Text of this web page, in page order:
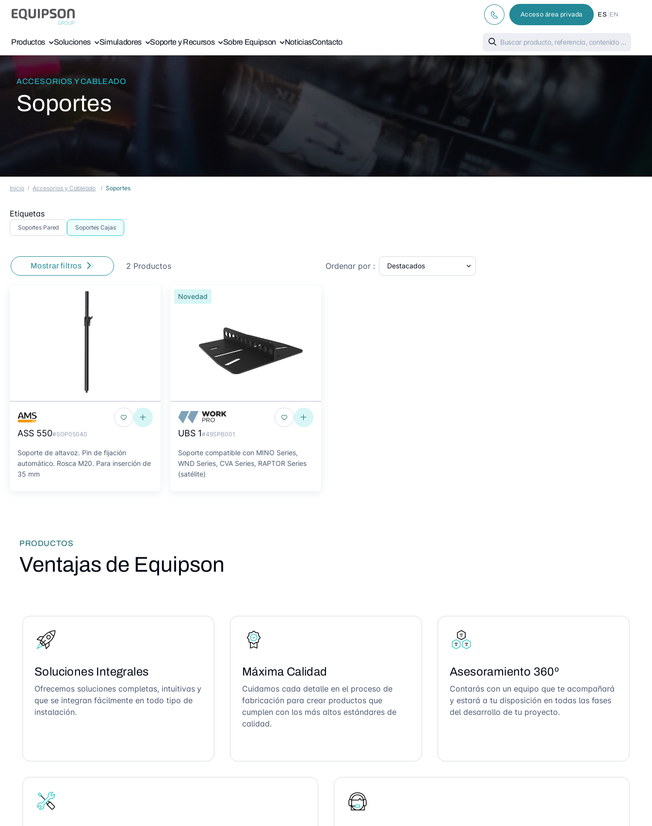
Acceso área privada ES EN
Productos Soluciones Simuladores Soporte y Recursos Sobre Equipson NoticiasContacto
ACCESORIOS Y CABLEADO
Soportes
Inicio Accesorios y Cableado Soportes
Etiquetas
Soportes Pared Soportes Cajas
Mostrar filtros 2 Productos Ordenar por :
ASS 550#SOP05040
Soporte de altavoz. Pin de fijación
automático. Rosca M20. Para inserción de
35 mm
Novedad
UBS 1#49SPB001
Soporte compatible con MINO Series,
WND Series, CVA Series, RAPTOR Series
(satélite)
PRODUCTOS
Ventajas de Equipson
Soluciones Integrales
Ofrecemos soluciones completas, intuitivas y
que se integran fácilmente en todo tipo de
instalación.
Máxima Calidad
Cuidamos cada detalle en el proceso de
fabricación para crear productos que
cumplen con los más altos estándares de
calidad.
Asesoramiento 360º
Contarás con un equipo que te acompañará
y estará a tu disposición en todas las fases
del desarrollo de tu proyecto.